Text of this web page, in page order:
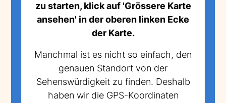
zu starten, klick auf 'Grössere Karte
ansehen' in der oberen linken Ecke
der Karte.
Manchmal ist es nicht so einfach, den
genauen Standort von der
Sehenswürdigkeit zu finden. Deshalb
haben wir die GPS-Koordinaten